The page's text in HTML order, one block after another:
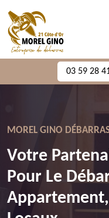
03 59 28
MOREL GINO
Votre
Pour Le